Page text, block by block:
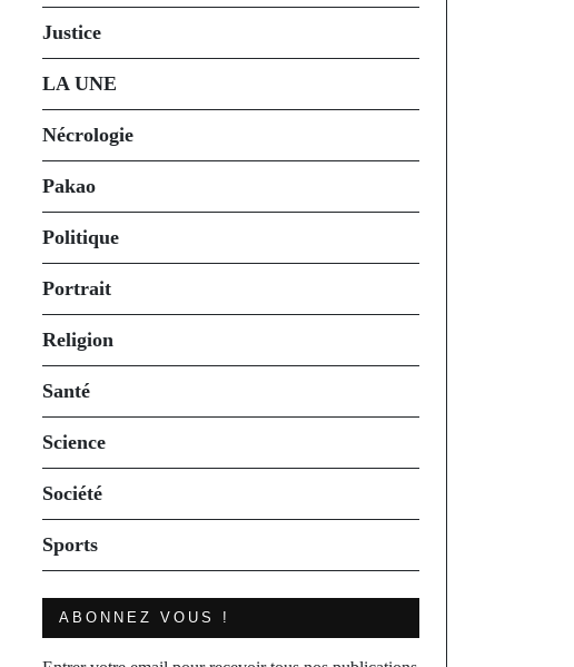
Justice
LA UNE
Nécrologie
Pakao
Politique
Portrait
Religion
Santé
Science
Société
Sports
ABONNEZ VOUS !